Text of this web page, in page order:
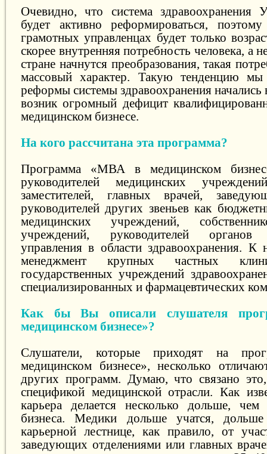
Очевидно, что система здравоохранения
будет активно реформироваться,
грамотных управленцах будет только
скорее внутренняя потребность человека, а
стране начнутся преобразования, такая
массовый характер. Такую тенденцию мы
реформы системы здравоохранения
возник огромный дефицит
медицинском бизнесе.
На кого рассчитана эта программа?
Программа «МВА в медицинском
руководителей медицинских
заместителей, главных врачей,
руководителей других звеньев как
медицинских учреждений,
учреждений, руководителей органов
управления в области здравоохранения. К
менеджмент крупных частных
государственных учреждений
специализированных и фармацевтических
Как бы Вы описали слушателя
медицинском бизнесе»?
Слушатели, которые приходят на
медицинском бизнесе», несколько
других программ. Думаю, что связано
спецификой медицинской отрасли. Как
карьера делается несколько дольше,
бизнеса. Медики дольше учатся,
карьерной лестнице, как правило, от
заведующих отделениями или главных